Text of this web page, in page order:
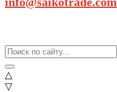
△
▽